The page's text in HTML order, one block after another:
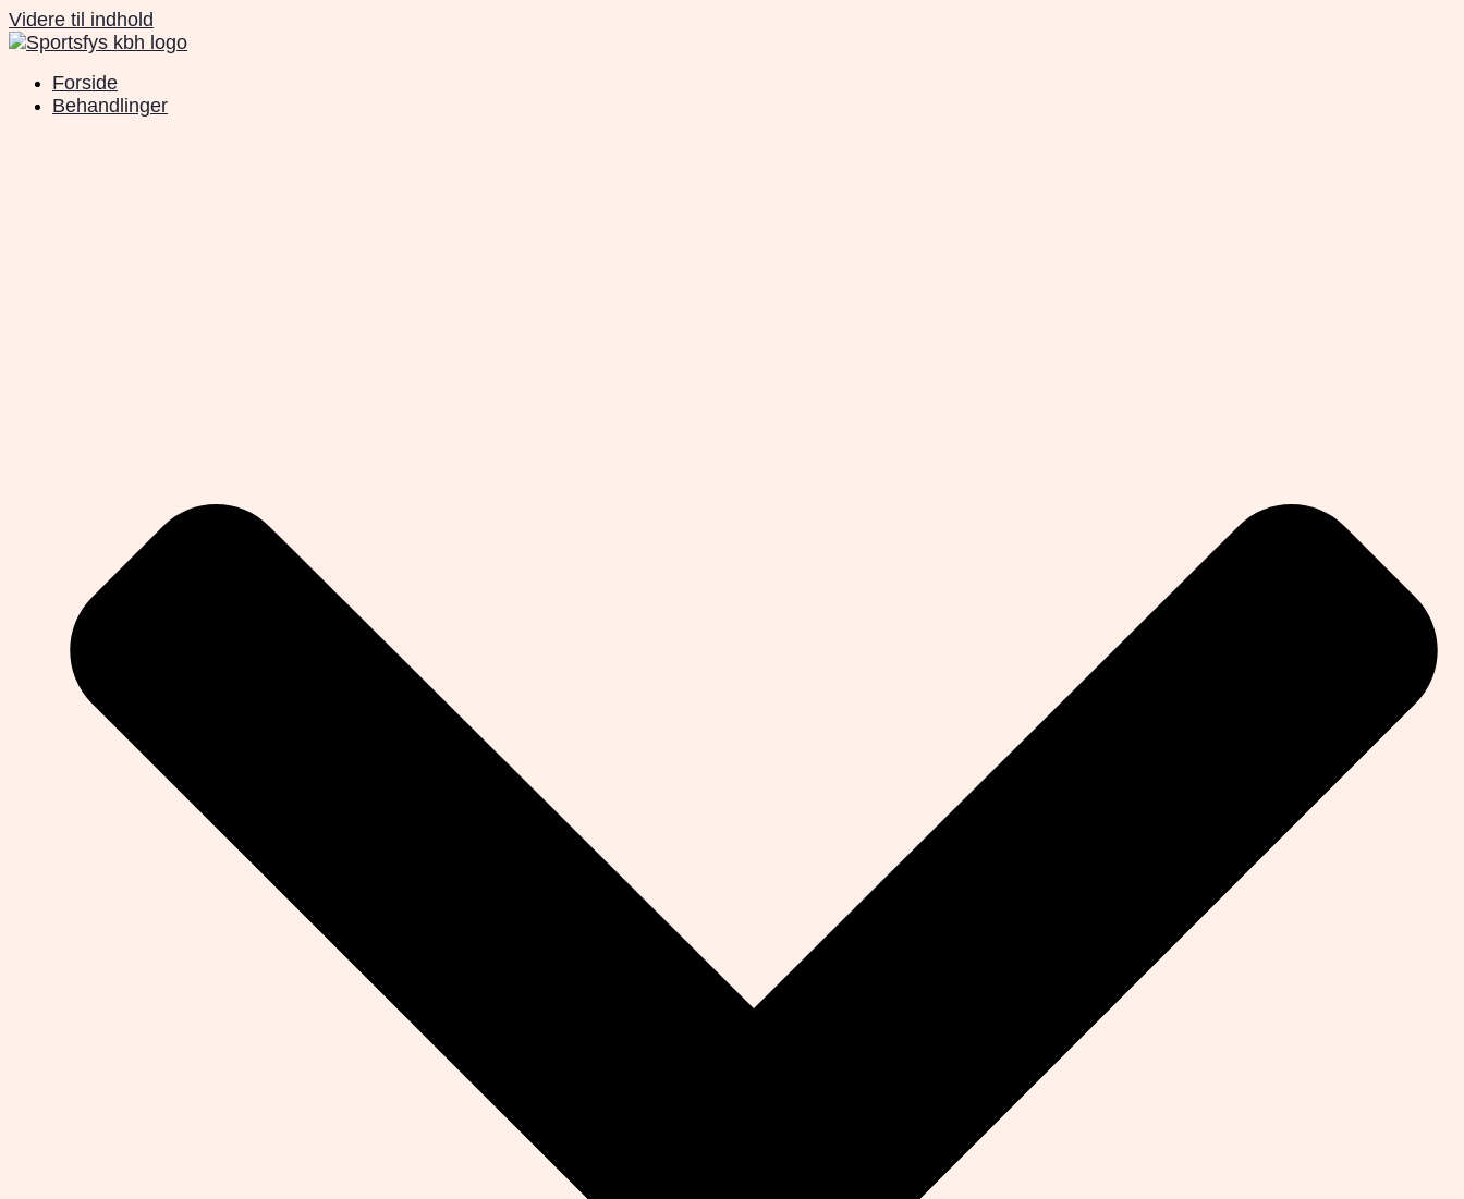
Videre til indhold
Forside
Behandlinger